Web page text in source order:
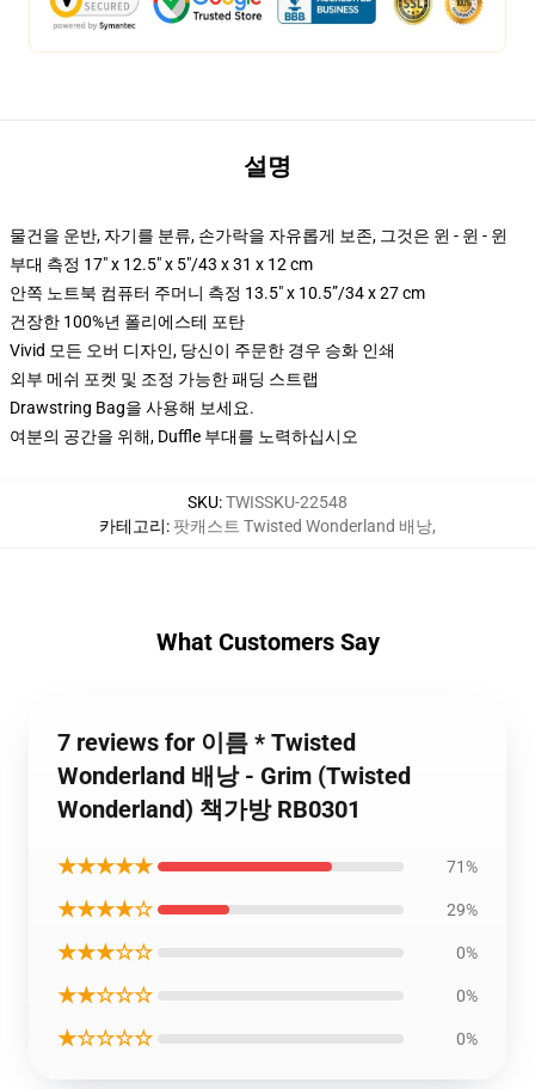
설명
물건을 운반, 자기를 분류, 손가락을 자유롭게 보존, 그것은 윈 - 윈 - 윈
부대 측정 17" x 12.5" x 5"/43 x 31 x 12 cm
안쪽 노트북 컴퓨터 주머니 측정 13.5" x 10.5”/34 x 27 cm
건장한 100%년 폴리에스테 포탄
Vivid 모든 오버 디자인, 당신이 주문한 경우 승화 인쇄
외부 메쉬 포켓 및 조정 가능한 패딩 스트랩
Drawstring Bag을 사용해 보세요.
여분의 공간을 위해, Duffle 부대를 노력하십시오
SKU:TWISSKU-22548
카테고리: 팟캐스트 Twisted Wonderland 배낭,
What Customers Say
7 reviews for 이름 * Twisted
Wonderland 배낭 - Grim (Twisted
Wonderland) 책가방 RB0301
★★★★★ 71%
★★★★☆ 29%
★★★☆☆ 0%
★★☆☆☆ 0%
★☆☆☆☆ 0%